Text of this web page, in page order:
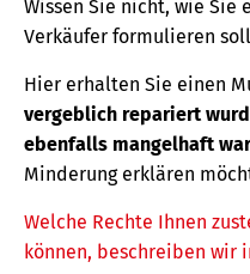
Wissen Sie nicht, wie Sie
Verkäufer formulieren
Hier erhalten Sie einen
vergeblich repariert
ebenfalls mangelhaft
Minderung erklären
Welche Rechte Ihnen
können, beschreiben wir